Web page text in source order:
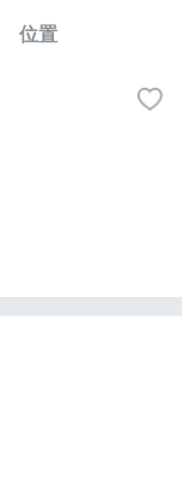
位置